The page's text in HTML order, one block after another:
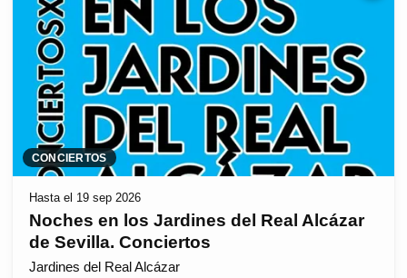
CONCIERTOS
Hasta el 19 sep 2026
Noches en los Jardines del Real Alcázar
de Sevilla. Conciertos
Jardines del Real Alcázar